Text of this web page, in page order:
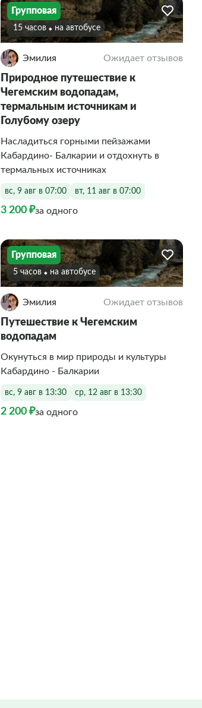
Групповая
15 часов На автобусе
Эмилия Ожидает отзывов
Природное путешествие к
Чегемским водопадам,
термальным источникам и
Голубому озеру
Насладиться горными пейзажами
Кабардино- Балкарии и отдохнуть в
термальных источниках
вс, 9 авг в 07:00 вт, 11 авг в 07:00
3 200 ₽за одного
Групповая
5 часов На автобусе
Эмилия Ожидает отзывов
Путешествие к Чегемским
водопадам
Окунуться в мир природы и культуры
Кабардино - Балкарии
вс, 9 авг в 13:30 ср, 12 авг в 13:30
2 200 ₽за одного